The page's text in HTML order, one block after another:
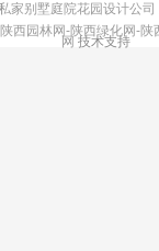
家别墅庭院花园设计公司
陕西园林网-陕西绿化网-
网 技术支持